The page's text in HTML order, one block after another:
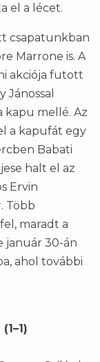
el a lécet.
csapatunkban
Marrone is. A
akciója futott
Jánossal
kapu mellé. Az
a kapufát egy
Babati
halt el az
Ervin
Több
maradt a
január 30-án
ahol további